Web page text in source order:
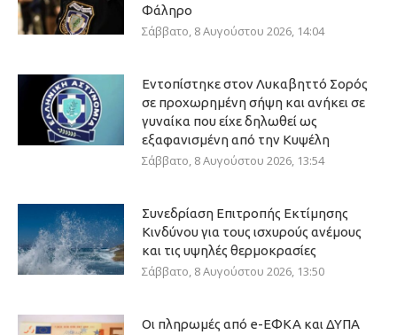
Φάληρο
Σάββατο, 8 Αυγούστου 2026, 14:04
Εντοπίστηκε στον Λυκαβηττό Σορός
σε προχωρημένη σήψη και ανήκει σε
γυναίκα που είχε δηλωθεί ως
εξαφανισμένη από την Κυψέλη
Σάββατο, 8 Αυγούστου 2026, 13:54
Συνεδρίαση Επιτροπής Εκτίμησης
Κινδύνου για τους ισχυρούς ανέμους
και τις υψηλές θερμοκρασίες
Σάββατο, 8 Αυγούστου 2026, 13:50
Οι πληρωμές από e-ΕΦΚΑ και ΔΥΠΑ